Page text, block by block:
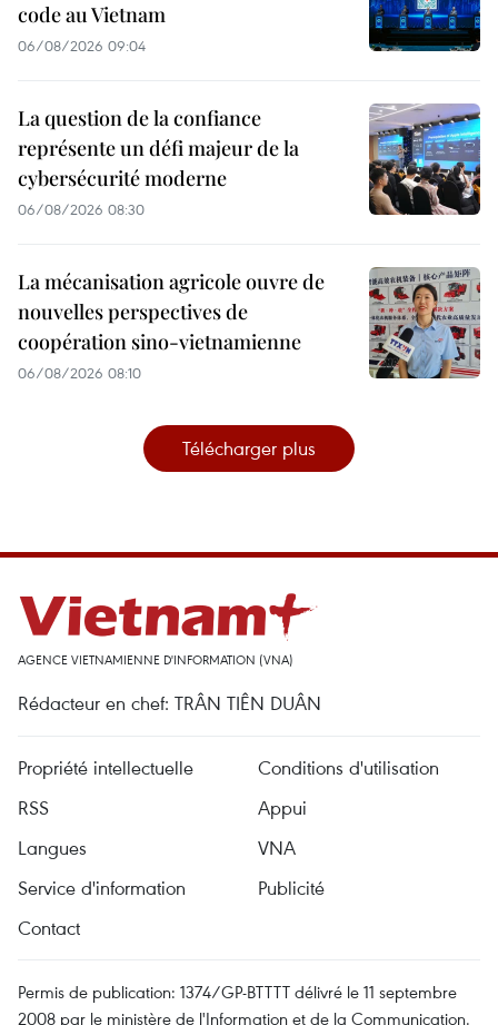
code au Vietnam
06/08/2026 09:04
La question de la confiance
représente un défi majeur de la
cybersécurité moderne
06/08/2026 08:30
La mécanisation agricole ouvre de
nouvelles perspectives de
coopération sino-vietnamienne
06/08/2026 08:10
Télécharger plus
AGENCE VIETNAMIENNE D'INFORMATION (VNA)
Rédacteur en chef: TRÂN TIÊN DUÂN
Propriété intellectuelle
Conditions d'utilisation
RSS
Appui
Langues
VNA
Service d'information
Publicité
Contact
Permis de publication: 1374/GP-BTTTT délivré le 11 septembre
2008 par le ministère de l'Information et de la Communication.